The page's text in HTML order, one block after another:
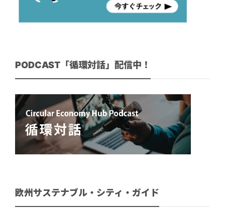
PODCAST「循環対話」配信中！
欧州サステナブル・シティ・ガイド